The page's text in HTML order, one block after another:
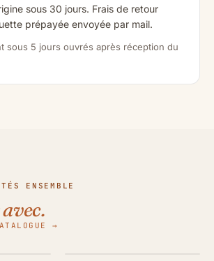
sous 30 jours. Frais de retour
prépayée envoyée par mail.
sous 5 jours ouvrés après réception du
ENSEMBLE
→